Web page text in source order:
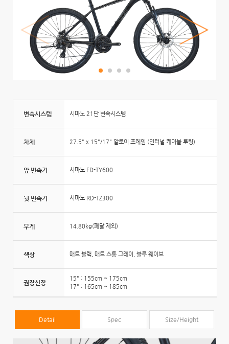
변속시스템 시마노 21단 변속시스템
차체 27.5" x 15"/17" 알로이 프레임 (인터널 케이블 루팅)
앞 변속기 시마노 FD-TY600
뒷 변속기 시마노 RD-TZ300
무게 14.80kg(페달 제외)
색상 매트 블랙, 매트 스톰 그레이, 블루 웨이브
권장신장
15" : 155cm ~ 175cm
17" : 165cm ~ 185cm
Detail Spec Size/Height